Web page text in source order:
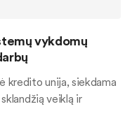
vykdomų
kredito unija, siekdama
veiklą ir